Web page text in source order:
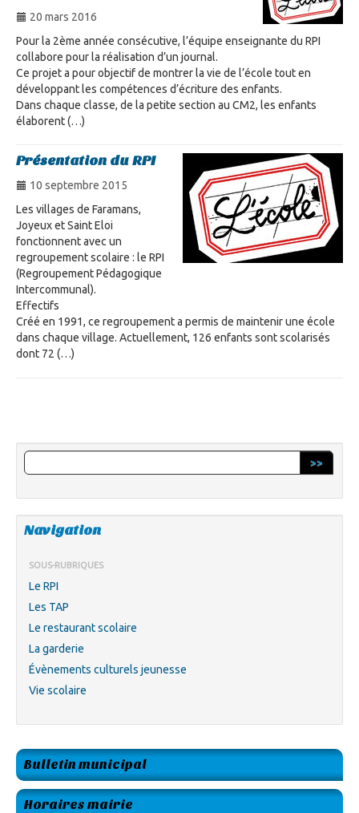
20 mars 2016
Pour la 2ème année consécutive, l’équipe enseignante du RPI
collabore pour la réalisation d’un journal.
Ce projet a pour objectif de montrer la vie de l’école tout en
développant les compétences d’écriture des enfants.
Dans chaque classe, de la petite section au CM2, les enfants
élaborent (…)
Présentation du RPI
10 septembre 2015
Les villages de Faramans,
Joyeux et Saint Eloi
fonctionnent avec un
regroupement scolaire : le RPI
(Regroupement Pédagogique
Intercommunal).
Effectifs
Créé en 1991, ce regroupement a permis de maintenir une école
dans chaque village. Actuellement, 126 enfants sont scolarisés
dont 72 (…)
>>
Navigation
SOUS-RUBRIQUES
Le RPI
Les TAP
Le restaurant scolaire
La garderie
Évènements culturels jeunesse
Vie scolaire
Bulletin municipal
Horaires mairie